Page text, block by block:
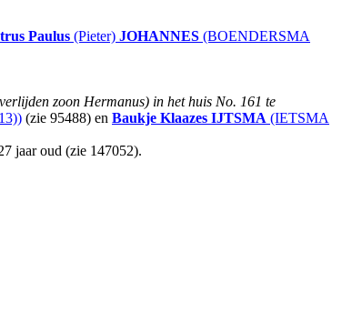
Paulus (Pieter) JOHANNES (BOENDERSMA
zoon Hermanus) in het huis No. 161 te
(zie 95488) en Baukje Klaazes IJTSMA (IETSMA
jaar oud (zie 147052).